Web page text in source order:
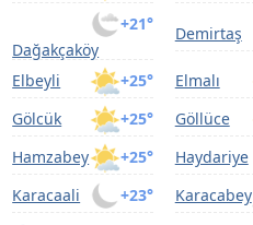
+21°
Dağakçaköy
Demirtaş
+25°
Elbeyli Elmalı
+25°
Gölcük Göllüce
+25°
Hamzabey Haydariye
+23°
Karacaali Karacabey